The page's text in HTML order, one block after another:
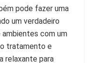
pode fazer uma
um verdadeiro
com um
tratamento e
relaxante para